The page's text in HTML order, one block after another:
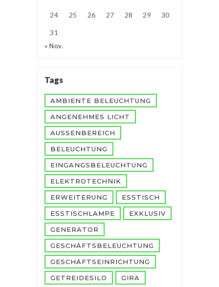
24 25 26 27 28 29 30
31
« Nov.
Tags
AMBIENTE BELEUCHTUNG
ANGENEHMES LICHT
AUSSENBEREICH
BELEUCHTUNG
EINGANGSBELEUCHTUNG
ELEKTROTECHNIK
ERWEITERUNG ESSTISCH
ESSTISCHLAMPE EXKLUSIV
GENERATOR
GESCHÄFTSBELEUCHTUNG
GESCHÄFTSEINRICHTUNG
GETREIDESILO GIRA